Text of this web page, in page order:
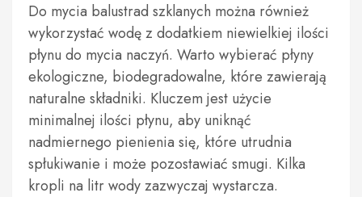
Do mycia balustrad szklanych można również
wykorzystać wodę z dodatkiem niewielkiej ilości
płynu do mycia naczyń. Warto wybierać płyny
ekologiczne, biodegradowalne, które zawierają
naturalne składniki. Kluczem jest użycie
minimalnej ilości płynu, aby uniknąć
nadmiernego pienienia się, które utrudnia
spłukiwanie i może pozostawiać smugi. Kilka
kropli na litr wody zazwyczaj wystarcza.